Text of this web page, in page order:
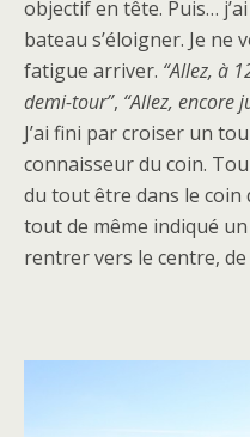
objectif en tête. Puis…
bateau s’éloigner. Je ne
fatigue arriver. “Allez, à
demi-tour”, “Allez, encore
J’ai fini par croiser un
connaisseur du coin.
du tout être dans le coin
tout de même indiqué
rentrer vers le centre,